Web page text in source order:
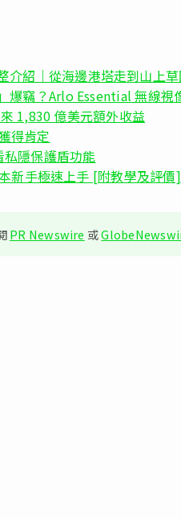
介紹｜從海邊港塔走到山上
爆竊？Arlo Essential 無線視
1,830 億美元額外收益
得肯定
隱保護盾功能
新手極速上手 [附教學及評價]
PR Newswire 或